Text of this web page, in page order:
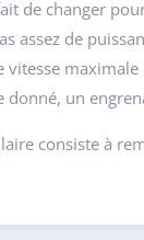
de changer
assez de
maximale
donné, un
consiste à